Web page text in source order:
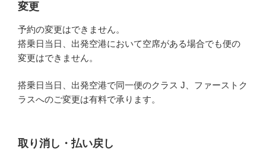
変更
予約の変更はできません。
搭乗日当日、出発空港において空席がある場合でも便の
変更はできません。
搭乗日当日、出発空港で同一便のクラス J、ファーストク
ラスへのご変更は有料で承ります。
取り消し・払い戻し